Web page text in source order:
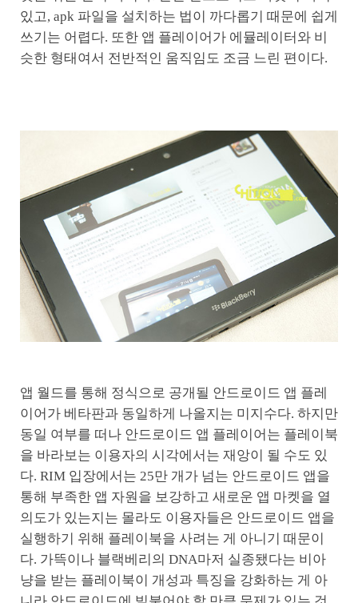
있고, apk 파일을 설치하는 법이 까다롭기 때문에 쉽게
쓰기는 어렵다. 또한 앱 플레이어가 에뮬레이터와 비
슷한 형태여서 전반적인 움직임도 조금 느린 편이다.
앱 월드를 통해 정식으로 공개될 안드로이드 앱 플레
이어가 베타판과 동일하게 나올지는 미지수다. 하지만
동일 여부를 떠나 안드로이드 앱 플레이어는 플레이북
을 바라보는 이용자의 시각에서는 재앙이 될 수도 있
다. RIM 입장에서는 25만 개가 넘는 안드로이드 앱을
통해 부족한 앱 자원을 보강하고 새로운 앱 마켓을 열
의도가 있는지는 몰라도 이용자들은 안드로이드 앱을
실행하기 위해 플레이북을 사려는 게 아니기 때문이
다. 가뜩이나 블랙베리의 DNA마저 실종됐다는 비아
냥을 받는 플레이북이 개성과 특징을 강화하는 게 아